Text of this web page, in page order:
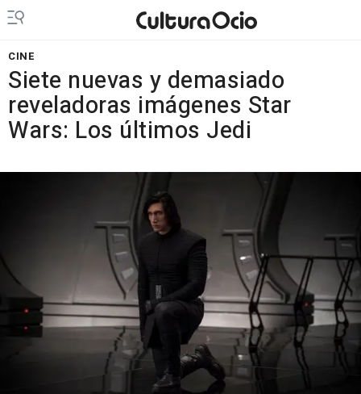
CINE
Siete nuevas y demasiado
reveladoras imágenes Star
Wars: Los últimos Jedi